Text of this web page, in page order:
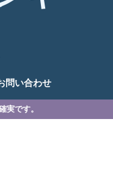
問い合わせ
実です。